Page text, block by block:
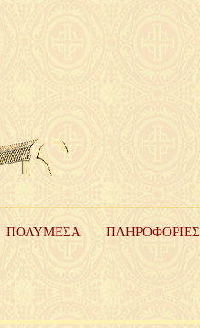
ΠΟΛΥΜΕΣΑ ΠΛΗΡΟΦΟΡΙΕΣ